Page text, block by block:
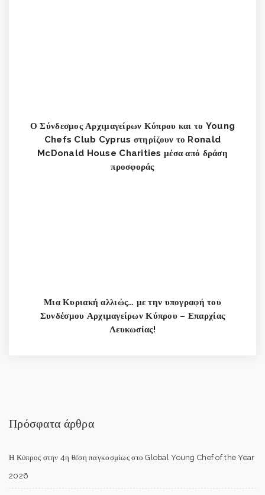
Ο Σύνδεσμος Αρχιμαγείρων Κύπρου και το Young
Chefs Club Cyprus στηρίζουν το Ronald
McDonald House Charities μέσα από δράση
προσφοράς
Μια Κυριακή αλλιώς… με την υπογραφή του
Συνδέσμου Αρχιμαγείρων Κύπρου – Επαρχίας
Λευκωσίας!
Πρόσφατα άρθρα
Η Κύπρος στην 4η θέση παγκοσμίως στο Global Young Chef of the Year
2026